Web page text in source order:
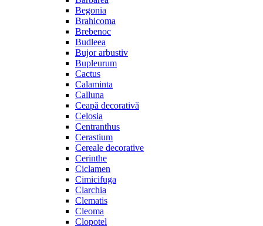
Begonia
Brahicoma
Brebenoc
Budleea
Bujor arbustiv
Bupleurum
Cactus
Calaminta
Calluna
Ceapă decorativă
Celosia
Centranthus
Cerastium
Cereale decorative
Cerinthe
Ciclamen
Cimicifuga
Clarchia
Clematis
Cleoma
Clopotel